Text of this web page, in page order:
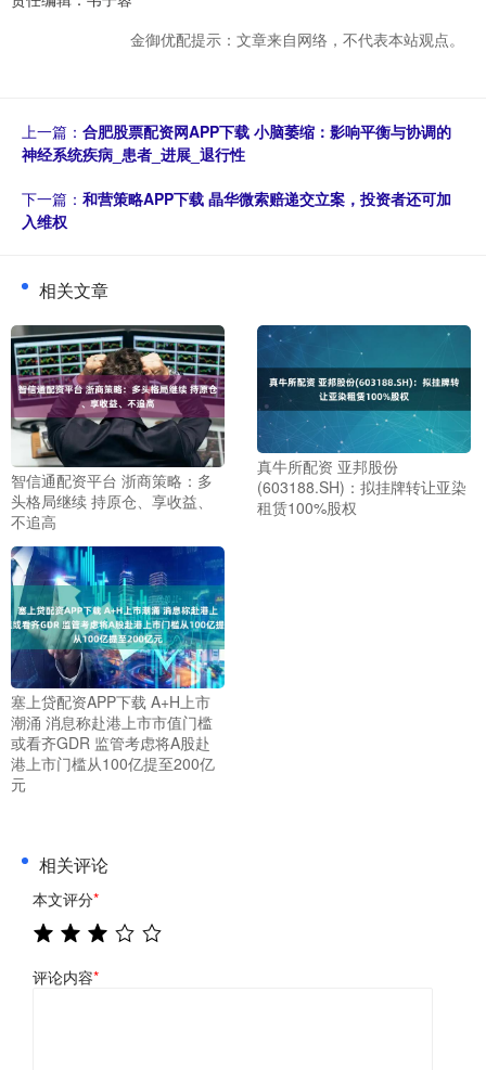
金御优配提示：文章来自网络，不代表本站观点。
上一篇： 合肥股票配资网APP下载 小脑萎缩：影响平衡与协调的
神经系统疾病_患者_进展_退行性
下一篇： 和营策略APP下载 晶华微索赔递交立案，投资者还可加
入维权
相关文章
智信通配资平台 浙商策略：多
头格局继续 持原仓、享收益、
不追高
真牛所配资 亚邦股份
(603188.SH)：拟挂牌转让亚染
租赁100%股权
塞上贷配资APP下载 A+H上市
潮涌 消息称赴港上市市值门槛
或看齐GDR 监管考虑将A股赴
港上市门槛从100亿提至200亿
元
相关评论
本文评分*
评论内容*